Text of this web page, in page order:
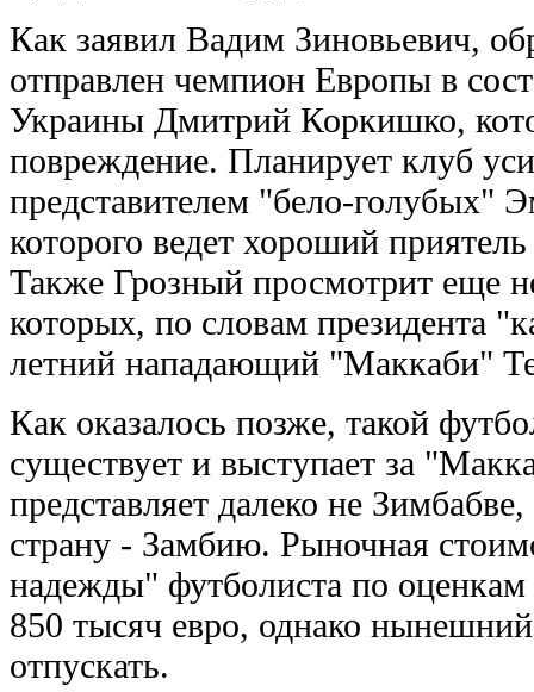
Как заявил Вадим Зиновьевич,
отправлен чемпион Европы в
Украины Дмитрий Коркишко,
повреждение. Планирует клуб
представителем "бело-голубых"
которого ведет хороший
Также Грозный просмотрит еще
которых, по словам президента
летний нападающий "Маккаби"
Как оказалось позже, такой
существует и выступает за
представляет далеко не
страну - Замбию. Рыночная
надежды" футболиста по оценкам
850 тысяч евро, однако
отпускать.